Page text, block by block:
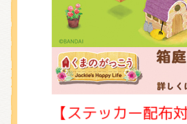
【ステッカー配布